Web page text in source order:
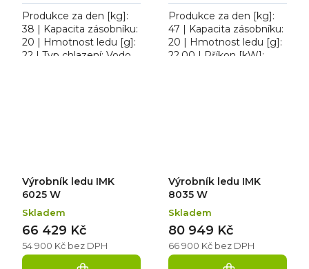
Produkce za den [kg]:
38 | Kapacita zásobníku:
20 | Hmotnost ledu [g]:
22 | Typ chlazení: Vodou
Produkce za den [kg]:
47 | Kapacita zásobníku:
20 | Hmotnost ledu [g]:
22.00 | Příkon [kW]:
Výrobník ledu IMK
6025 W
Skladem
54 900 Kč bez DPH
66 429 Kč
Výrobník ledu IMK
8035 W
Skladem
66 900 Kč bez DPH
80 949 Kč